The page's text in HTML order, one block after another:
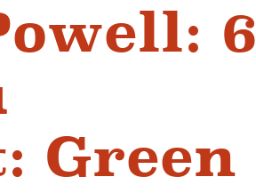
6
Green